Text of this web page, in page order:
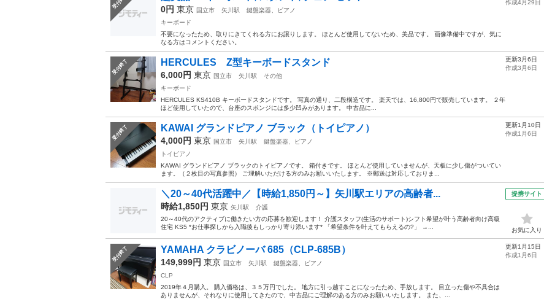
0円 東京 国立市 矢川駅
鍵盤楽器、ピアノ
キーボード
不要になったため、取りにきてくれる方にお譲りします。 ほとんど使用してないため、美品です。 画像準備中ですが、気に
なる方はコメントください。
作成4月29日
受付終了 HERCULES Z型キーボードスタンド
6,000円 東京 国立市 矢川駅
その他
キーボード
HERCULES KS410B キーボードスタンドです。 写真の通り、二段構造です。 楽天では、16,800円で販売しています。 ２年
ほど使用していたので、台座のスポンジには多少凹みがあります。 中古品に...
更新3月6日
作成3月6日
受付終了 KAWAI グランドピアノ ブラック（トイピアノ）
4,000円 東京 国立市 矢川駅
鍵盤楽器、ピアノ
トイピアノ
KAWAI グランドピアノ ブラックのトイピアノです。 箱付きです。 ほとんど使用していませんが、天板に少し傷がついてい
ます。（２枚目の写真参照） ご理解いただける方のみお願いいたします。 ※郵送は対応しておりま...
更新1月10日
作成1月6日
＼20～40代活躍中／【時給1,850円～】矢川駅エリアの高齢者...
時給1,850円 東京 矢川駅
介護
20～40代のアクティブに働きたい方の応募を歓迎します！ 介護スタッフ(生活のサポート)シフト希望が叶う高齢者向け高級
住宅 KS5 *お仕事探しから入職後もしっかり寄り添います* 「希望条件を叶えてもらえるの?」 →...
提携サイト
お気に入り
受付終了 YAMAHA クラビノーバ 685（CLP-685B）
149,999円 東京 国立市 矢川駅
鍵盤楽器、ピアノ
CLP
2019年４月購入。 購入価格は、３５万円でした。 地方に引っ越すことになったため、手放します。 目立った傷や不具合は
ありませんが、それなりに使用してきたので、中古品にご理解のある方のみお願いいたします。 また、...
更新1月15日
作成1月6日